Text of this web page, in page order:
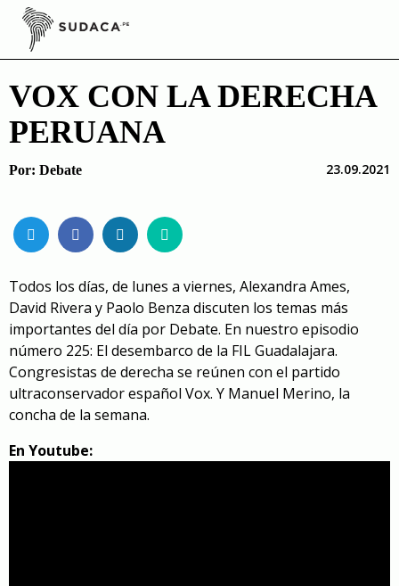
Skip
content
VOX CON LA DERECHA
PERUANA
Por: Debate 23.09.2021
Todos los días, de lunes a viernes, Alexandra Ames,
David Rivera y Paolo Benza discuten los temas más
importantes del día por Debate. En nuestro episodio
número 225: El desembarco de la FIL Guadalajara.
Congresistas de derecha se reúnen con el partido
ultraconservador español Vox. Y Manuel Merino, la
concha de la semana.
En Youtube: